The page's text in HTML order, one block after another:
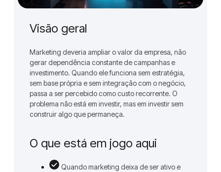
Visão geral
Marketing deveria ampliar o valor da empresa, não
gerar dependência constante de campanhas e
investimento. Quando ele funciona sem estratégia,
sem base própria e sem integração com o negócio,
passa a ser percebido como custo recorrente. O
problema não está em investir, mas em investir sem
construir algo que permaneça.
O que está em jogo aqui
Quando marketing deixa de ser ativo e